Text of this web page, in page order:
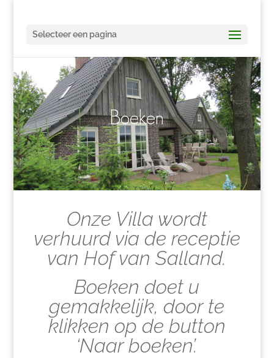
Selecteer een pagina
Boeken
Onze Villa wordt
verhuurd via de receptie
van Hof van Salland.
Boeken doet u
gemakkelijk, door te
klikken op de button
‘Naar boeken’.